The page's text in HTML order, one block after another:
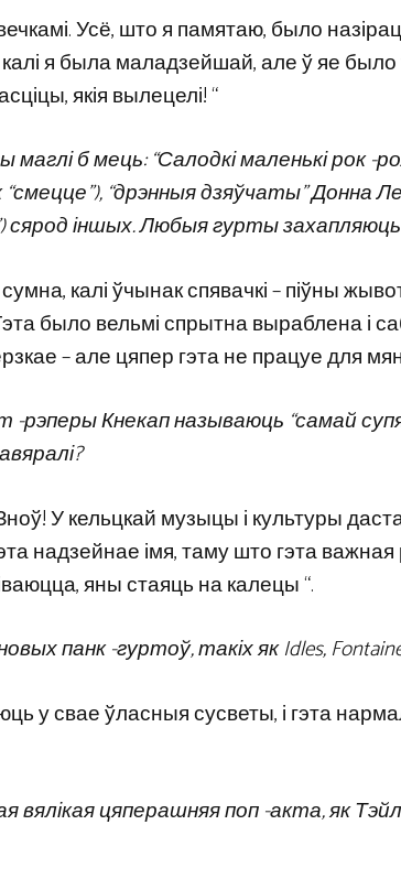
авечкамі. Усё, што я памятаю, было
я была маладзейшай, але ў яе было
якія вылецелі! “
б мець: “Салодкі маленькі рок -
“смецце”), “дрэнныя дзяўчаты” Донна
сярод іншых. Любыя гурты
калі ўчынак спявачкі – піўны
было вельмі спрытна выраблена і
– але цяпер гэта не працуе для
Кнекап называюць “самай
У кельцкай музыцы і культуры
надзейнае імя, таму што гэта
яны стаяць на калецы “.
панк -гуртоў, такіх як Idles,
у свае ўласныя сусветы, і гэта
вялікая цяперашняя поп -акта, як